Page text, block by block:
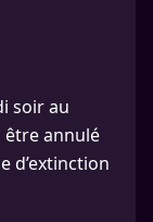
soir au
être annulé
d’extinction